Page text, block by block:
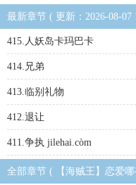
最新章节 ( 更新：2026-08-07
415.人妖岛卡玛巴卡
414.兄弟
413.临别礼物
412.退让
411.争执 jilehai.còm
全部章节 ( 【海贼王】恋爱